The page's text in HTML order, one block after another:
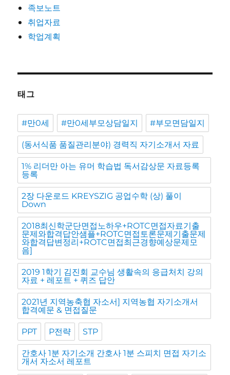
족보노트
취업자료
학업계획
태그
#만0세 #만0세부모상담일지 #부모면담일지
(동서식품 품질관리분야) 경력직 자기소개서 자료
1% 리더만 아는 유머 학습법 독서감상문 자료등록
등록
2장 다운로드 KREYSZIG 공업수학 (상) 풀이
Down
2018최신학군단면접노하우+ROTC면접자료기출
문제와합격답안샘플+ROTC면접토론문제기출문제
와합격답변정리+ROTC면접최근경향예상문제모
음]
2019 1학기 김진회 교수님 생활속의 응급처치 강의
자료 + 레포트 + 퀴즈 답안
2021년 지역농축협 자소서] 지역농협 자기소개서
합격예문 & 면접질문
PPT P전략 STP
간호사 1분 자기소개 간호사 1분 스피치 면접 자기소
개서 자소서 레포트